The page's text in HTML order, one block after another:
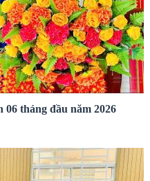
06 tháng đầu năm 2026